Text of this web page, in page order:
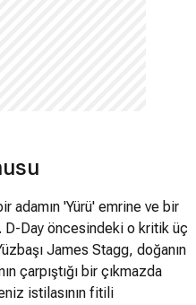
adamın 'Yürü' emrine ve bir
D-Day öncesindeki o kritik üç
James Stagg, doğanın
çarpıştığı bir çıkmazda
istilasının fitili